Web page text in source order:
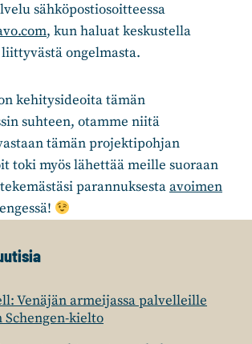
sähköpostiosoitteessa
, kun haluat keskustella
ongelmasta.
kehitysideoita tämän
suhteen, otamme niitä
tämän projektipohjan
toki myös lähettää meille suoraan
parannuksestaavoimen
Venäjän armeijassa palvelleille
kielto